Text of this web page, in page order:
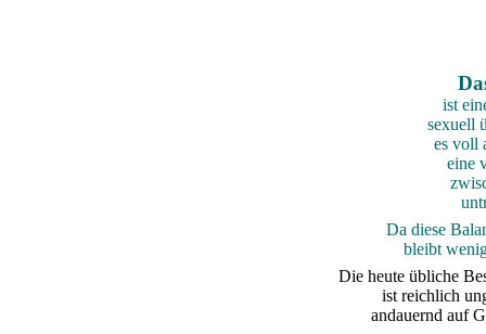
ist
sexuell
es voll
eine
Da diese
bleibt
Die heute übliche
ist reichlich
andauernd auf